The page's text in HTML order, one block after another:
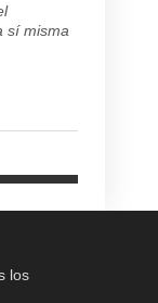
sí misma
los